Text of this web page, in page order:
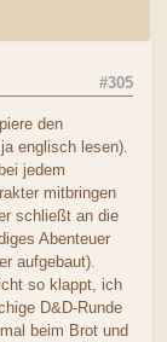
#305
den
englisch lesen).
jedem
mitbringen
schließt an die
Abenteuer
aufgebaut).
so klappt, ich
D&D-Runde
beim Brot und